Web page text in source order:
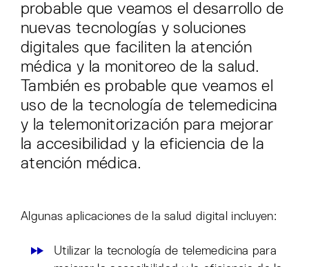
probable que veamos el desarrollo de
nuevas tecnologías y soluciones
digitales que faciliten la atención
médica y la monitoreo de la salud.
También es probable que veamos el
uso de la tecnología de telemedicina
y la telemonitorización para mejorar
la accesibilidad y la eficiencia de la
atención médica.
Algunas aplicaciones de la salud digital incluyen:
Utilizar la tecnología de telemedicina para